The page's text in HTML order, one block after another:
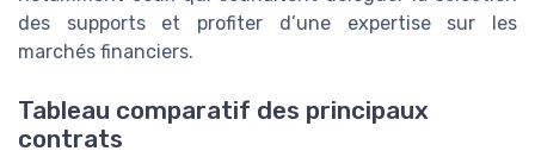
des supports et profiter d’une expertise sur les
marchés financiers.
Tableau comparatif des principaux
contrats